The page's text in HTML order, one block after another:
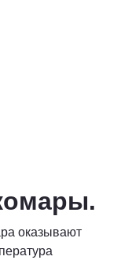
оказывают